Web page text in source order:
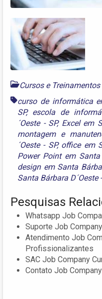
Cursos e
curso de informática
SP, escola de
´Oeste - SP, Excel em
montagem e
´Oeste - SP, office em
Power Point em Santa
design em Santa
Santa Bárbara D´Oeste
Pesquisas
Whatsapp Job
Suporte Job
Atendimento Job
Profissionalizantes
SAC Job Company
Contato Job